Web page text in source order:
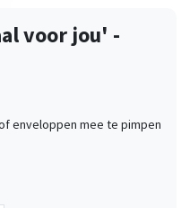
voor jou' -
enveloppen mee te pimpen